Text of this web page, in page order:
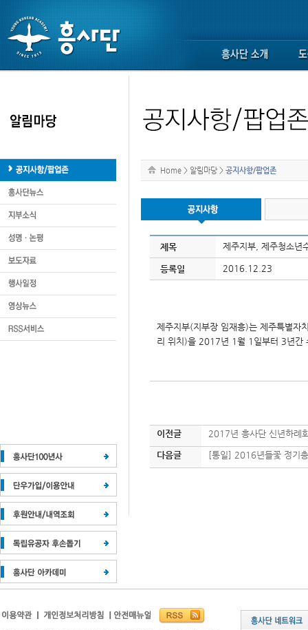
Home > 알림마당 > 공지사항/팝업존
제목 제주지부, 제주청소년
등록일 2016.12.23
제주지부(지부장 임재흥)는 제주특별자
리 위치)을 2017년 1월 1일부터 3년간
이전글 2017년 흥사단 신년하례
다음글 [통일] 2016년들꽃 정기